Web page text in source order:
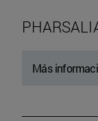
Más